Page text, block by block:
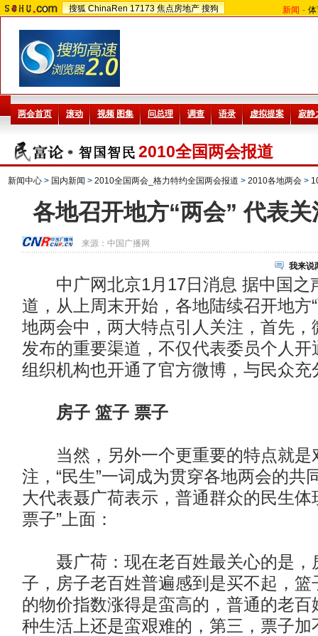
搜狐 ChinaRen 17173 焦点房地产 搜狗 新闻 -
2010全国两会报道
新闻中心 > 国内新闻 > 2010全国两会_格力特约全国两会报道 > 2010各地两会 >
各地召开地方“两会” 代表
来源： 中国广播网
我来说
中广网北京1月17日消息 据中国之
道，从上周末开始，各地陆续召开地方
地两会中，两大特点引人关注，首先，
发布的重要渠道，不仅代表委员个人开
组织机构也开通了官方微博，与民众充
房子 篮子 票子
当然，另外一个更重要的特点就是
注，“民生”一词成为贯穿各地两会的共
大代表聂广荷表示，普通群众的民生体
票子”上面：
聂广荷：现在老百姓最关心的是，
子，房子老百姓普遍感到是买不起，篮
的物价指数涨得是蛮高的，普通的老百
种生活上还是蛮艰难的，第三，票子加